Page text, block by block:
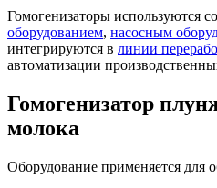
Гомогенизаторы используются
оборудованием, насосным
интегрируются в линии
автоматизации
Гомогенизатор
молока
Оборудование применяется для